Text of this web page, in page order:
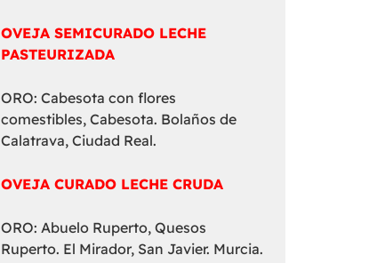
OVEJA SEMICURADO LECHE
PASTEURIZADA
ORO: Cabesota con flores
comestibles, Cabesota. Bolaños de
Calatrava, Ciudad Real.
OVEJA CURADO LECHE CRUDA
ORO: Abuelo Ruperto, Quesos
Ruperto. El Mirador, San Javier. Murcia.